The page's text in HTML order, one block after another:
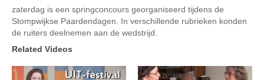
zaterdag is een springconcours georganiseerd tijdens de
Stompwijkse Paardendagen. In verschillende rubrieken konden
de ruiters deelnemen aan de wedstrijd.
Related Videos